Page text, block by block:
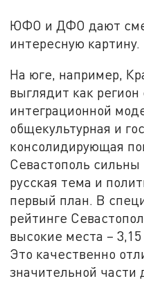
ЮФО и ДФО дают
интересную картину.
На юге, например,
выглядит как
интеграционной
общекультурная и
консолидирующая
Севастополь
русская тема и
первый план. В
рейтинге
высокие места –
Это качественно
значительной части